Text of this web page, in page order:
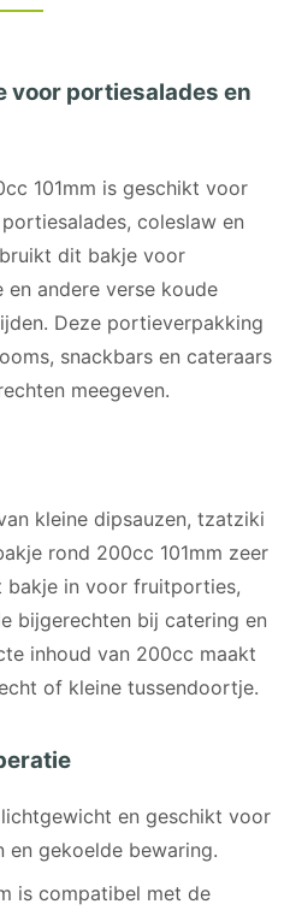
voor portiesalades en
101mm is geschikt voor
coleslaw en
dit bakje voor
en andere verse koude
Deze portieverpakking
snackbars en cateraars
meegeven.
kleine dipsauzen, tzatziki
rond 200cc 101mm zeer
bakje in voor fruitporties,
bijgerechten bij catering en
inhoud van 200cc maakt
of kleine tussendoortje.
en geschikt voor
en gekoelde bewaring.
is compatibel met de